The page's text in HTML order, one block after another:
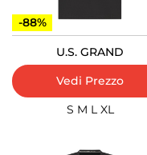
-88%
U.S. GRAND
Vedi Prezzo
S M L XL